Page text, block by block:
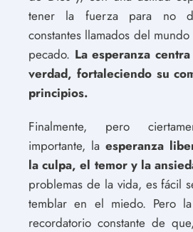
tener la fuerza para no
constantes llamados del
pecado. La esperanza
verdad, fortaleciendo su
principios.
Finalmente, pero
importante, la esperanza
la culpa, el temor y la
problemas de la vida, es fácil
temblar en el miedo. Pero
recordatorio constante de